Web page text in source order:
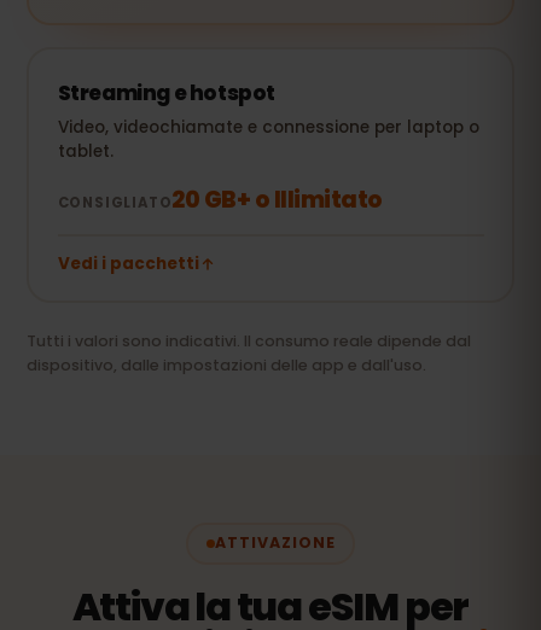
Streaming e hotspot
Video, videochiamate e connessione per laptop o
tablet.
CONSIGLIATO20 GB+ o Illimitato
Vedi i pacchetti
Tutti i valori sono indicativi. Il consumo reale dipende dal
dispositivo, dalle impostazioni delle app e dall'uso.
ATTIVAZIONE
Attiva la tua eSIM per